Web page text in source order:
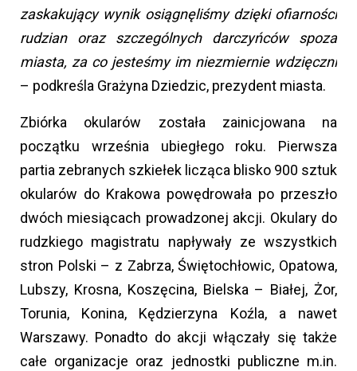
zaskakujący wynik osiągnęliśmy dzięki ofiarności
rudzian oraz szczególnych darczyńców spoza
miasta, za co jesteśmy im niezmiernie wdzięczni
– podkreśla Grażyna Dziedzic, prezydent miasta.
Zbiórka okularów została zainicjowana na
początku września ubiegłego roku. Pierwsza
partia zebranych szkiełek licząca blisko 900 sztuk
okularów do Krakowa powędrowała po przeszło
dwóch miesiącach prowadzonej akcji. Okulary do
rudzkiego magistratu napływały ze wszystkich
stron Polski – z Zabrza, Świętochłowic, Opatowa,
Lubszy, Krosna, Koszęcina, Bielska – Białej, Żor,
Torunia, Konina, Kędzierzyna Koźla, a nawet
Warszawy. Ponadto do akcji włączały się także
całe organizacje oraz jednostki publiczne m.in.